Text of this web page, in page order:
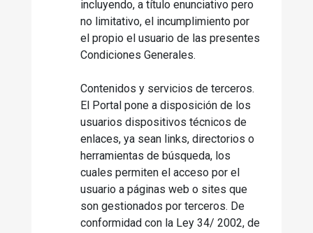
incluyendo, a título enunciativo pero
no limitativo, el incumplimiento por
el propio el usuario de las presentes
Condiciones Generales.
Contenidos y servicios de terceros.
El Portal pone a disposición de los
usuarios dispositivos técnicos de
enlaces, ya sean links, directorios o
herramientas de búsqueda, los
cuales permiten el acceso por el
usuario a páginas web o sites que
son gestionados por terceros. De
conformidad con la Ley 34/ 2002, de